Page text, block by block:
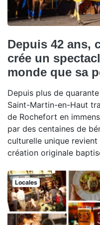
Depuis 42 ans,
crée un
monde que sa
Depuis plus de
Saint-Martin-en-Haut
de Rochefort en
par des centaines de
culturelle unique
création originale
Locales